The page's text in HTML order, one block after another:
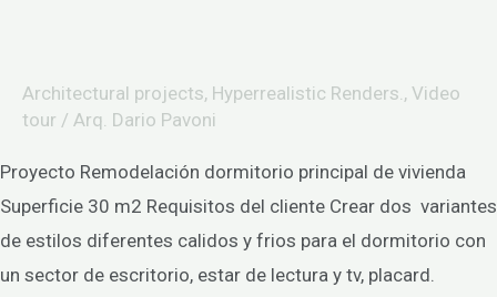
Architectural projects, Hyperrealistic Renders., Video
tour / Arq. Dario Pavoni
Proyecto Remodelación dormitorio principal de vivienda
Superficie 30 m2 Requisitos del cliente Crear dos variantes
de estilos diferentes calidos y frios para el dormitorio con
un sector de escritorio, estar de lectura y tv, placard.